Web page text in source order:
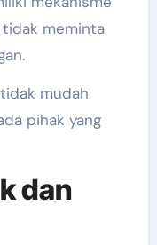
meminta
mudah
pihak yang
dan